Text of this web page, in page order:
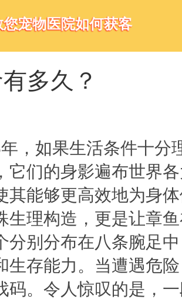
宠物医院如何获客
多久？
，如果生活条件十
它们的身影遍布世界
其能够更高效地为身
生理构造，更是让章
分别分布在八条腕足
生存能力。当遭遇危
码。令人惊叹的是，